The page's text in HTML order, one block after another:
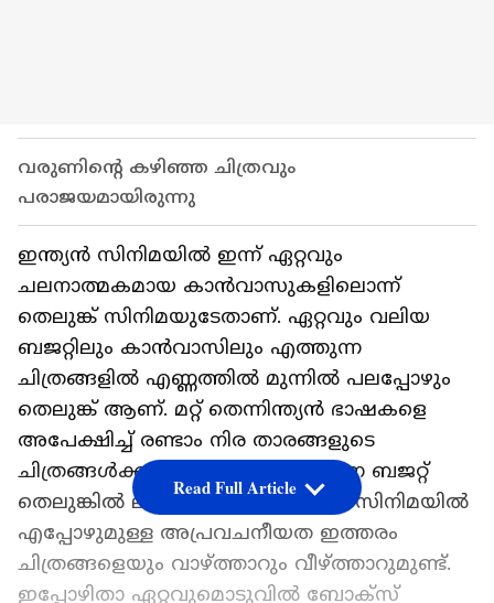
വരുണിന്‍റെ കഴിഞ്ഞ ചിത്രവും
പരാജയമായിരുന്നു
ഇന്ത്യന്‍ സിനിമയില്‍ ഇന്ന് ഏറ്റവും
ചലനാത്മകമായ കാന്‍വാസുകളിലൊന്ന്
തെലുങ്ക് സിനിമയുടേതാണ്. ഏറ്റവും വലിയ
ബജറ്റിലും കാന്‍വാസിലും എത്തുന്ന
ചിത്രങ്ങളില്‍ എണ്ണത്തില്‍ മുന്നില്‍ പലപ്പോഴും
തെലുങ്ക് ആണ്. മറ്റ് തെന്നിന്ത്യന്‍ ഭാഷകളെ
അപേക്ഷിച്ച് രണ്ടാം നിര താരങ്ങളുടെ
ചിത്രങ്ങള്‍ക്കും താരതമ്യേന ഉയര്‍ന്ന ബജറ്റ്
തെലുങ്കില്‍ ലഭിക്കാറുണ്ട്. എന്നാല്‍ സിനിമയില്‍
എപ്പോഴുമുള്ള അപ്രവചനീയത ഇത്തരം
ചിത്രങ്ങളെയും വാഴ്ത്താറും വീഴ്ത്താറുമുണ്ട്.
ഇപ്പോഴിതാ ഏറ്റവുമൊടുവില്‍ ബോക്സ്
Read Full Article